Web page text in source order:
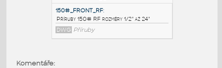
Příruby
DWG Příruby
Komentáře: